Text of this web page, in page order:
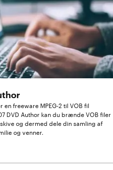
en freeware MPEG-2 til VOB fil
DVD Author kan du brænde VOB filer
skive og dermed dele din samling af
og venner.